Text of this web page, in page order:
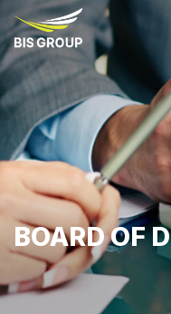
BOARD OF